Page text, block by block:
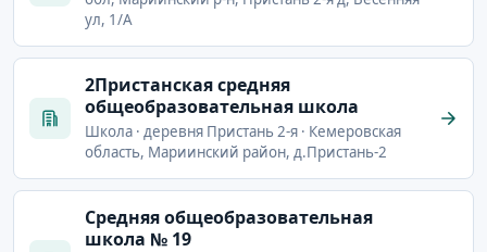
ул, 1/А
2Пристанская средняя
общеобразовательная школа
Школа · деревня Пристань 2-я · Кемеровская
область, Мариинский район, д.Пристань-2
Cредняя общеобразовательная
школа № 19